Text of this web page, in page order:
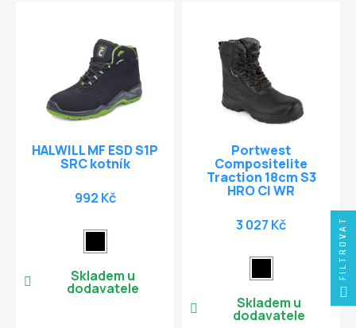
HALWILL MF ESD S1P
SRC kotník
992 Kč
Skladem u
dodavatele
Portwest
Compositelite
Traction 18cm S3
HRO CI WR
3 027 Kč
Skladem u
dodavatele
FILTROVAT